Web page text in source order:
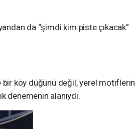
da “şimdi kim piste çıkacak”
bir köy düğünü değil, yerel motiflerin
denemenin alanıydı.